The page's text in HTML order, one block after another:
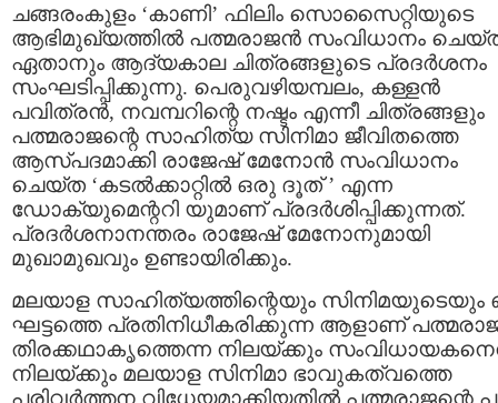
ചങ്ങരംകുളം ‘കാണി’ ഫിലിം സൊസൈറ്റിയുടെ
ആഭിമുഖ്യത്തില്‍ പത്മരാജന്‍ സംവിധാനം
ഏതാനും ആദ്യകാല ചിത്രങ്ങളുടെ പ്രദര്‍ശനം
സംഘടിപ്പിക്കുന്നു. പെരുവഴിയമ്പലം, കള്ളന്‍
പവിത്രന്‍, നവമ്പറിന്റെ നഷ്ടം എന്നീ ചിത്രങ്ങളും
പത്മരാജന്റെ സാഹിത്യ സിനിമാ ജീവിതത്തെ
ആസ്‌പദമാക്കി രാജേഷ് മേനോന്‍ സംവിധാനം
ചെയ്ത ‘കടല്‍ക്കാറ്റില്‍ ഒരു ദൂത് ’ എന്ന
ഡോക്യുമെന്ററി യുമാണ് പ്രദര്‍ശിപ്പിക്കുന്നത്.
പ്രദര്‍ശനാനന്തരം രാജേഷ്‌ മേനോനുമായി
മുഖാമുഖവും ഉണ്ടായിരിക്കും.
മലയാള സാഹിത്യത്തിന്റെയും സിനിമയുടെയും
ഘട്ടത്തെ പ്രതിനിധീകരിക്കുന്ന ആളാണ്‌
തിരക്കഥാകൃത്തെന്ന നിലയ്ക്കും
നിലയ്ക്കും മലയാള സിനിമാ ഭാവുകത്വത്തെ
പരിവര്‍ത്തന വിധേയമാക്കിയതില്‍ പത്മരാജന്റെ